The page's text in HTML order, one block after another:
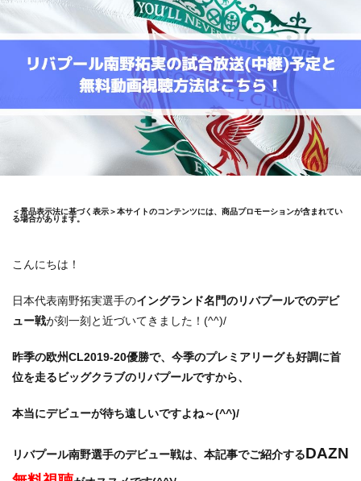
＜景品表示法に基づく表示＞本サイトのコンテンツには、商品プロモーションが含まれてい
る場合があります。
こんにちは！
日本代表南野拓実選手のイングランド名門のリバプールでのデビ
ュー戦が刻一刻と近づいてきました！(^^)/
昨季の欧州CL2019-20優勝で、今季のプレミアリーグも好調に首
位を走るビッグクラブのリバプールですから、
本当にデビューが待ち遠しいですよね～(^^)/
リバプール南野選手のデビュー戦は、本記事でご紹介するDAZN